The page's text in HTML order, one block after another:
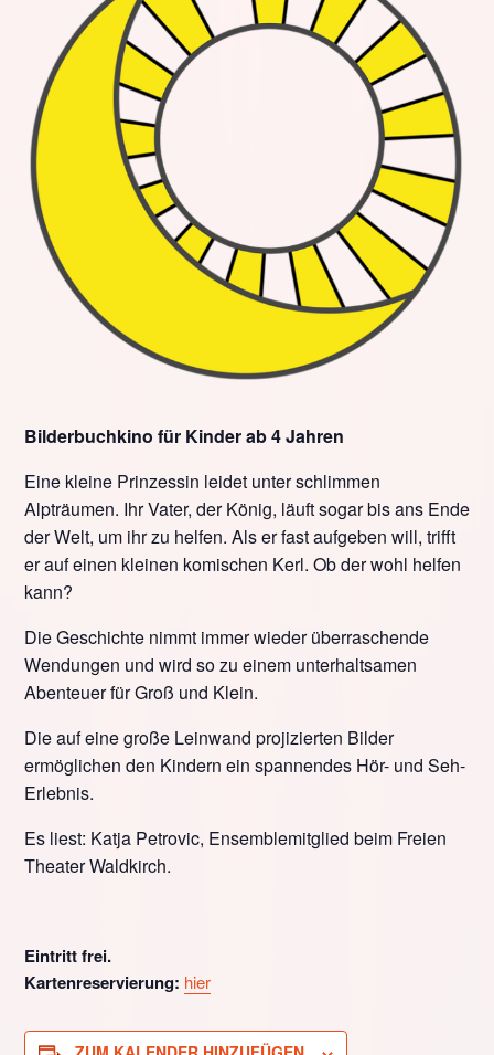
Bilderbuchkino für Kinder ab 4 Jahren
Eine kleine Prinzessin leidet unter schlimmen
Alpträumen. Ihr Vater, der König, läuft sogar bis ans Ende
der Welt, um ihr zu helfen. Als er fast aufgeben will, trifft
er auf einen kleinen komischen Kerl. Ob der wohl helfen
kann?
Die Geschichte nimmt immer wieder überraschende
Wendungen und wird so zu einem unterhaltsamen
Abenteuer für Groß und Klein.
Die auf eine große Leinwand projizierten Bilder
ermöglichen den Kindern ein spannendes Hör- und Seh-
Erlebnis.
Es liest: Katja Petrovic, Ensemblemitglied beim Freien
Theater Waldkirch.
Eintritt frei.
Kartenreservierung: hier